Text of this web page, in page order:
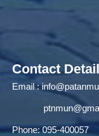
Contact
Email :
Phone: 095-400057